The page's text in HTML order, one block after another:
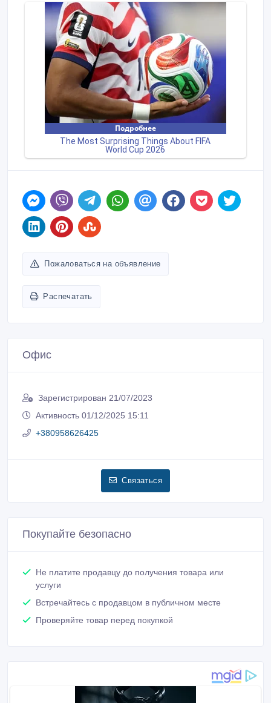
Пожаловаться на объявление
Распечатать
Офис
Зарегистрирован 21/07/2023
Активность 01/12/2025 15:11
+380958626425
Связаться
Покупайте безопасно
Не платите продавцу до получения товара или
услуги
Встречайтесь с продавцом в публичном месте
Проверяйте товар перед покупкой